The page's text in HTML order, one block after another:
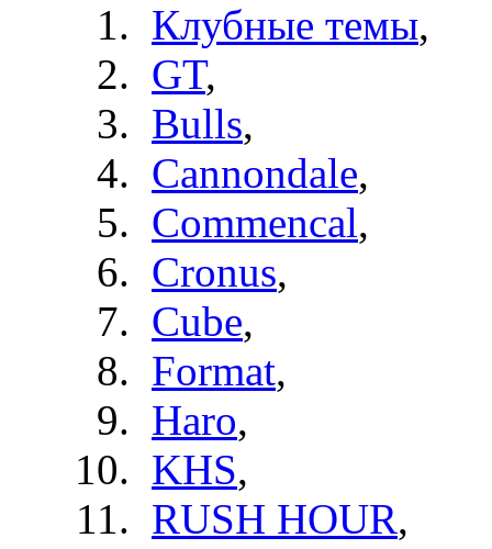
Клубные темы,
GT,
Bulls,
Cannondale,
Commencal,
Cronus,
Cube,
Format,
Haro,
KHS,
RUSH HOUR,